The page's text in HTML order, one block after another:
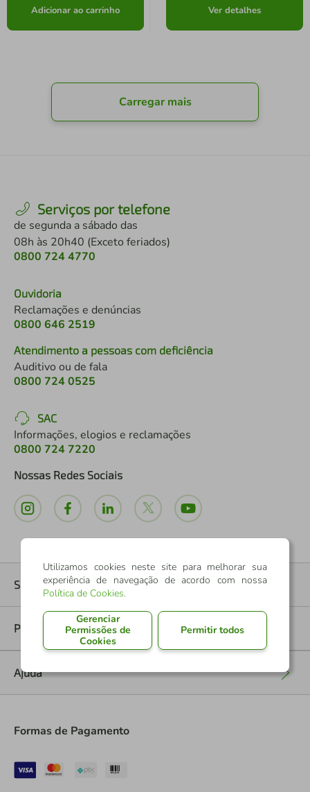
Adicionar ao carrinho Ver detalhes
Carregar mais
Serviços por telefone
de segunda a sábado das
08h às 20h40 (Exceto feriados)
0800 724 4770
Ouvidoria
Reclamações e denúncias
0800 646 2519
Atendimento a pessoas com deficiência
Auditivo ou de fala
0800 724 0525
SAC
Informações, elogios e reclamações
0800 724 7220
Nossas Redes Sociais
Sobre nós
Políticas
Ajuda
Formas de Pagamento
Utilizamos cookies neste site para melhorar sua
experiência de navegação de acordo com nossa
Política de Cookies.
Gerenciar
Permissões de
Cookies
Permitir todos